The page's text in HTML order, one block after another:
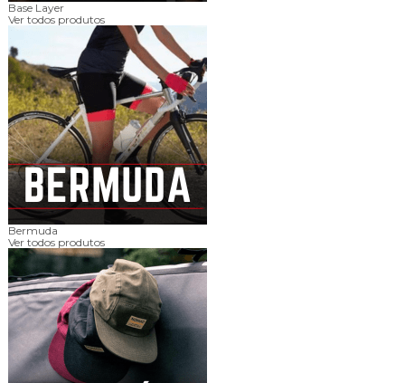
Base Layer
Ver todos produtos
Bermuda
Ver todos produtos